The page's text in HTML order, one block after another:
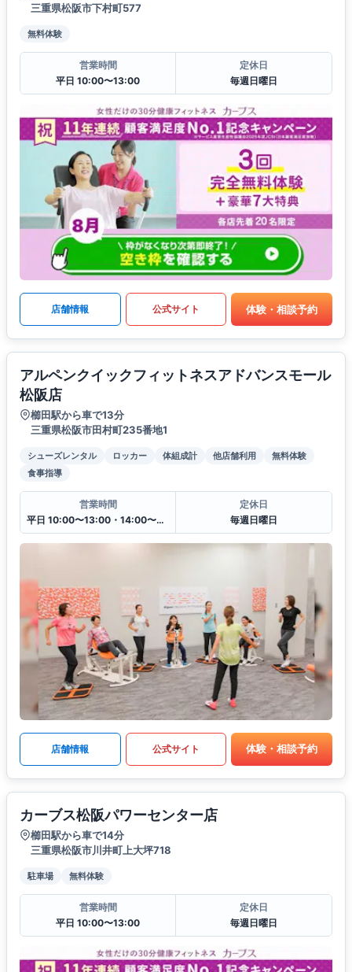
三重県松阪市下村町577
無料体験
営業時間
平日 10:00〜13:00
定休日
毎週日曜日
店舗情報 公式サイト 体験・相談予約
アルペンクイックフィットネスアドバンスモール
松阪店
櫛田駅から車で13分
三重県松阪市田村町235番地1
シューズレンタル ロッカー 体組成計 他店舗利用
無料体験
食事指導
営業時間
平日 10:00〜13:00・14:00〜20:00
定休日
毎週日曜日
店舗情報 公式サイト 体験・相談予約
カーブス松阪パワーセンター店
櫛田駅から車で14分
三重県松阪市川井町上大坪718
駐車場 無料体験
営業時間
平日 10:00〜13:00
定休日
毎週日曜日